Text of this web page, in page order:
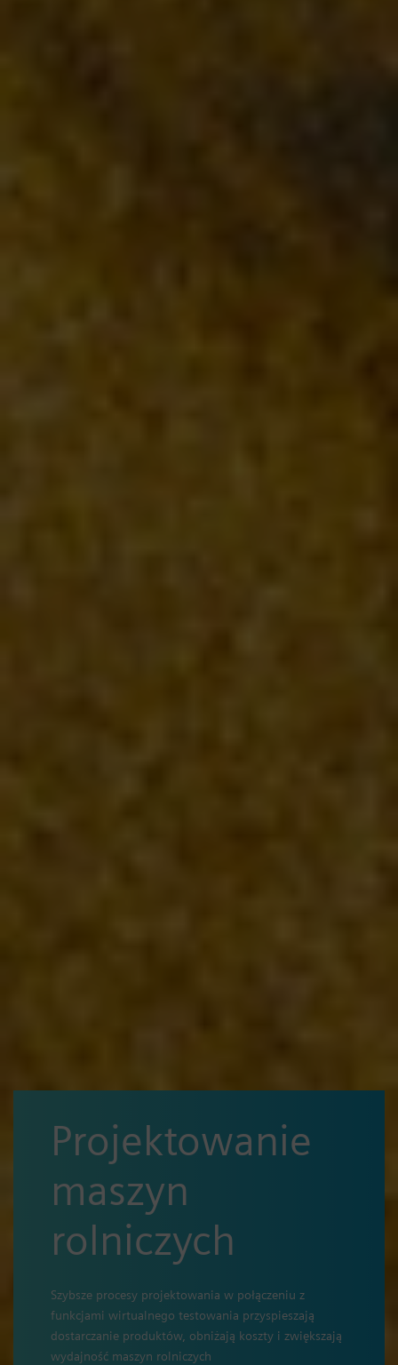
Projektowanie
maszyn
rolniczych
Szybsze procesy projektowania w połączeniu z
funkcjami wirtualnego testowania przyspieszają
dostarczanie produktów, obniżają koszty i zwiększają
wydajność maszyn rolniczych